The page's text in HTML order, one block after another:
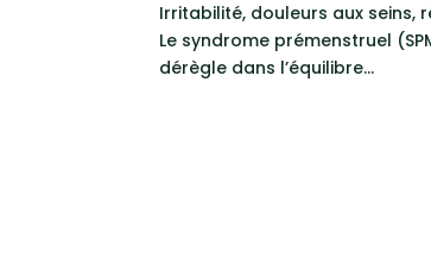
Irritabilité, douleurs aux seins,
Le syndrome prémenstruel
dérègle dans l’équilibre...